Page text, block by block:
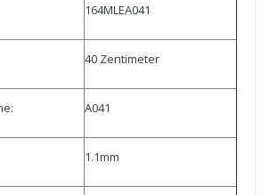
164MLEA041
40 Zentimeter
A041
1.1mm